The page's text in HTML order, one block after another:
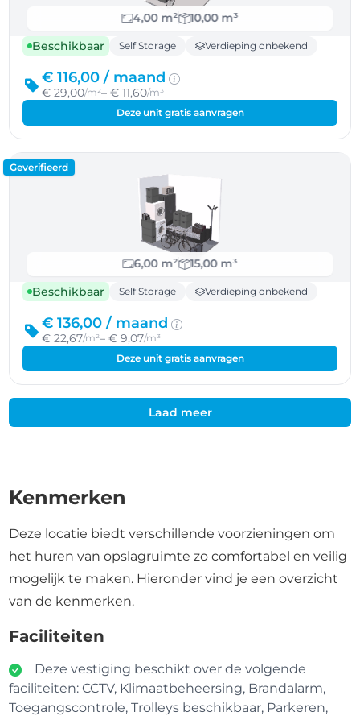
4,00 m²
10,00 m³
Beschikbaar
Self Storage Verdieping onbekend
€ 116,00 / maand
€ 29,00/m²– € 11,60/m³
Deze unit gratis aanvragen
Geverifieerd
6,00 m²
15,00 m³
Beschikbaar
Self Storage Verdieping onbekend
€ 136,00 / maand
€ 22,67/m²– € 9,07/m³
Deze unit gratis aanvragen
Laad meer
Kenmerken
Deze locatie biedt verschillende voorzieningen om
het huren van opslagruimte zo comfortabel en veilig
mogelijk te maken. Hieronder vind je een overzicht
van de kenmerken.
Faciliteiten
Deze vestiging beschikt over de volgende
faciliteiten: CCTV, Klimaatbeheersing, Brandalarm,
Toegangscontrole, Trolleys beschikbaar, Parkeren,